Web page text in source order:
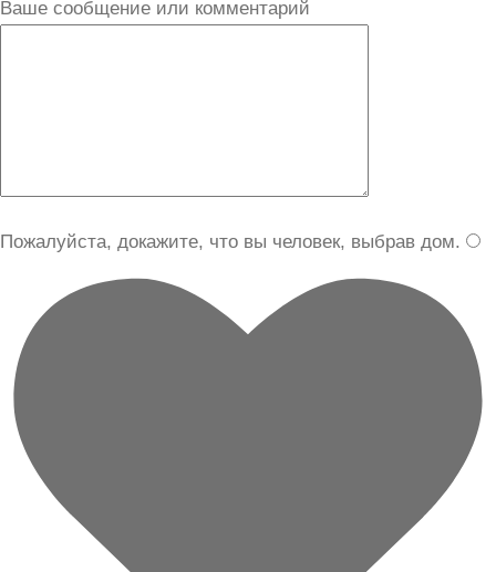
Ваше сообщение или комментарий
Пожалуйста, докажите, что вы человек, выбрав дом.